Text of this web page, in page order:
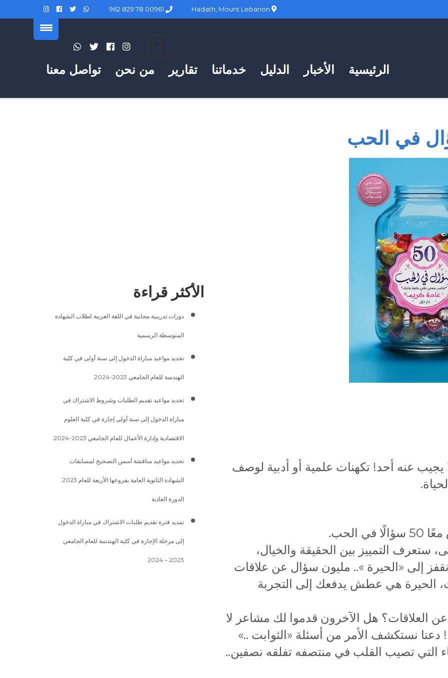
تواصل معنا من نحن تقارير خدماتنا الدليل الأخبار الرئيسية
عنه أحد! تكهنات علمية أو أدبية لوصف
ستعرف التمييز بين الحقيقة والخيال،
إلى «الحيرة ».. مليون سؤال عن علاقات
الحيرة هي عطش يدفعك إلى التجربة
العلاقات؟ هل الآخرون قدموا لك مشاعر لا
نستكشف الأمر من أسئلة «الثوابت ..»
التي تصيب القلب في منتصفه تفلقه نصفين..
الأكثر قراءة
دورات تدريبية مجانية في اللغة العربية لطلاب الشهادة
المتوسطة الرسمية
تحديد مواعيد مباراة الدخول إلى سنة أولى في كلية
الهندسة للعام الجامعي 2023-2024
تحديد مواعيد تقديم الطلبات وشروط الاشتراك في
مباراة الدخول إلى سنة أولى إجازة في كلية العلوم
الاقتصادية وإدارة الأعمال للعام الجامعي 2023-2024
تحديد مواعيد مناقشة أسس التصحيح لمسابقات
الشهادة الثانوية العامة بفروعها الأربعة للعام 2023
الدورة العادية
تمديد فترة تقديم طلبات الاشتراك في مباراة الدخول
إلى مرحلة الإجازة في كلية الهندسة للعام الجامعي
2023 – 2024